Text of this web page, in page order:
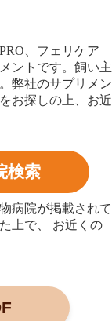
、フェリケア
ントです。 飼い主
弊社のサプリメン
お探しの上、お近
検索
病院が掲載されて
上で、 お近くの